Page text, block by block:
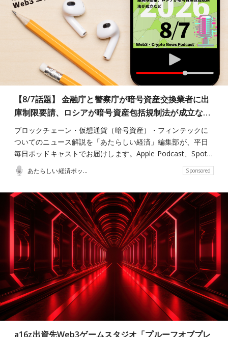
【8/7話題】 金融庁と警察庁が暗号資産交換業者に出
庫制限要請、ロシアが暗号資産包括規制法が成立な…
ブロックチェーン・仮想通貨（暗号資産）・フィンテックに
ついてのニュース解説を「あたらしい経済」編集部が、平日
毎日ポッドキャストでお届けします。Apple Podcast、Spot…
あたらしい経済ポッドキャスト Sponsored
a16z出資先Web3ゲームスタジオ「プルーフオブプレ